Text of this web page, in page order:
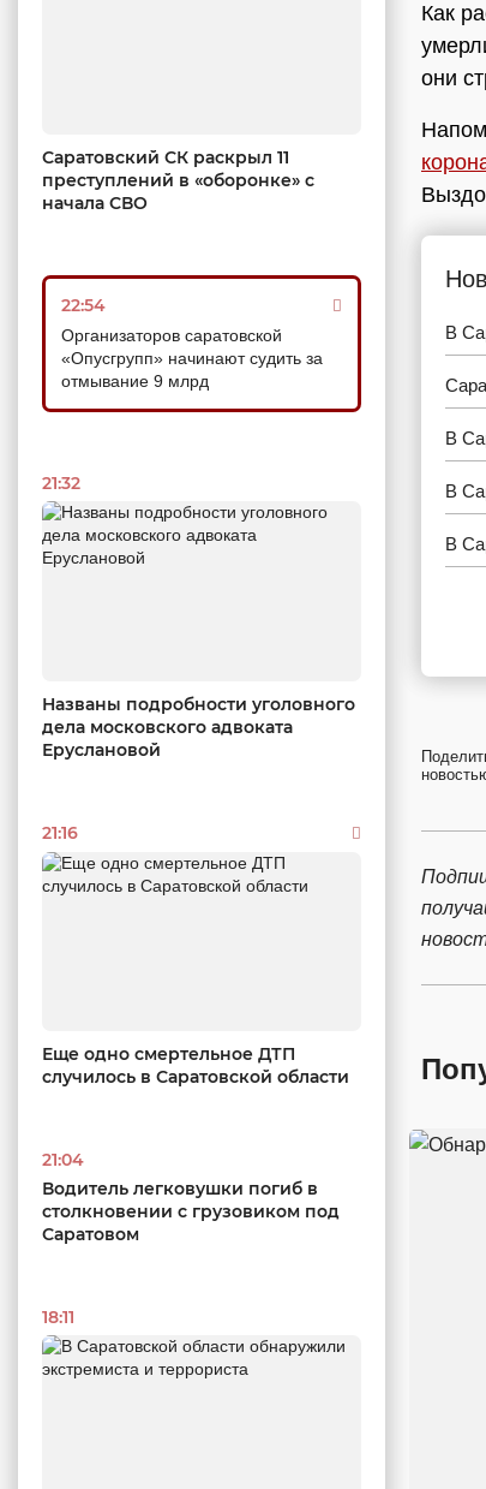
Саратовский СК раскрыл 11
преступлений в «оборонке» с
начала СВО
22:54
Организаторов саратовской
«Опусгрупп» начинают судить за
отмывание 9 млрд
21:32
Названы подробности уголовного
дела московского адвоката
Еруслановой
21:16
Еще одно смертельное ДТП
случилось в Саратовской области
21:04
Водитель легковушки погиб в
столкновении с грузовиком под
Саратовом
18:11
Как
они
В
В
В
В